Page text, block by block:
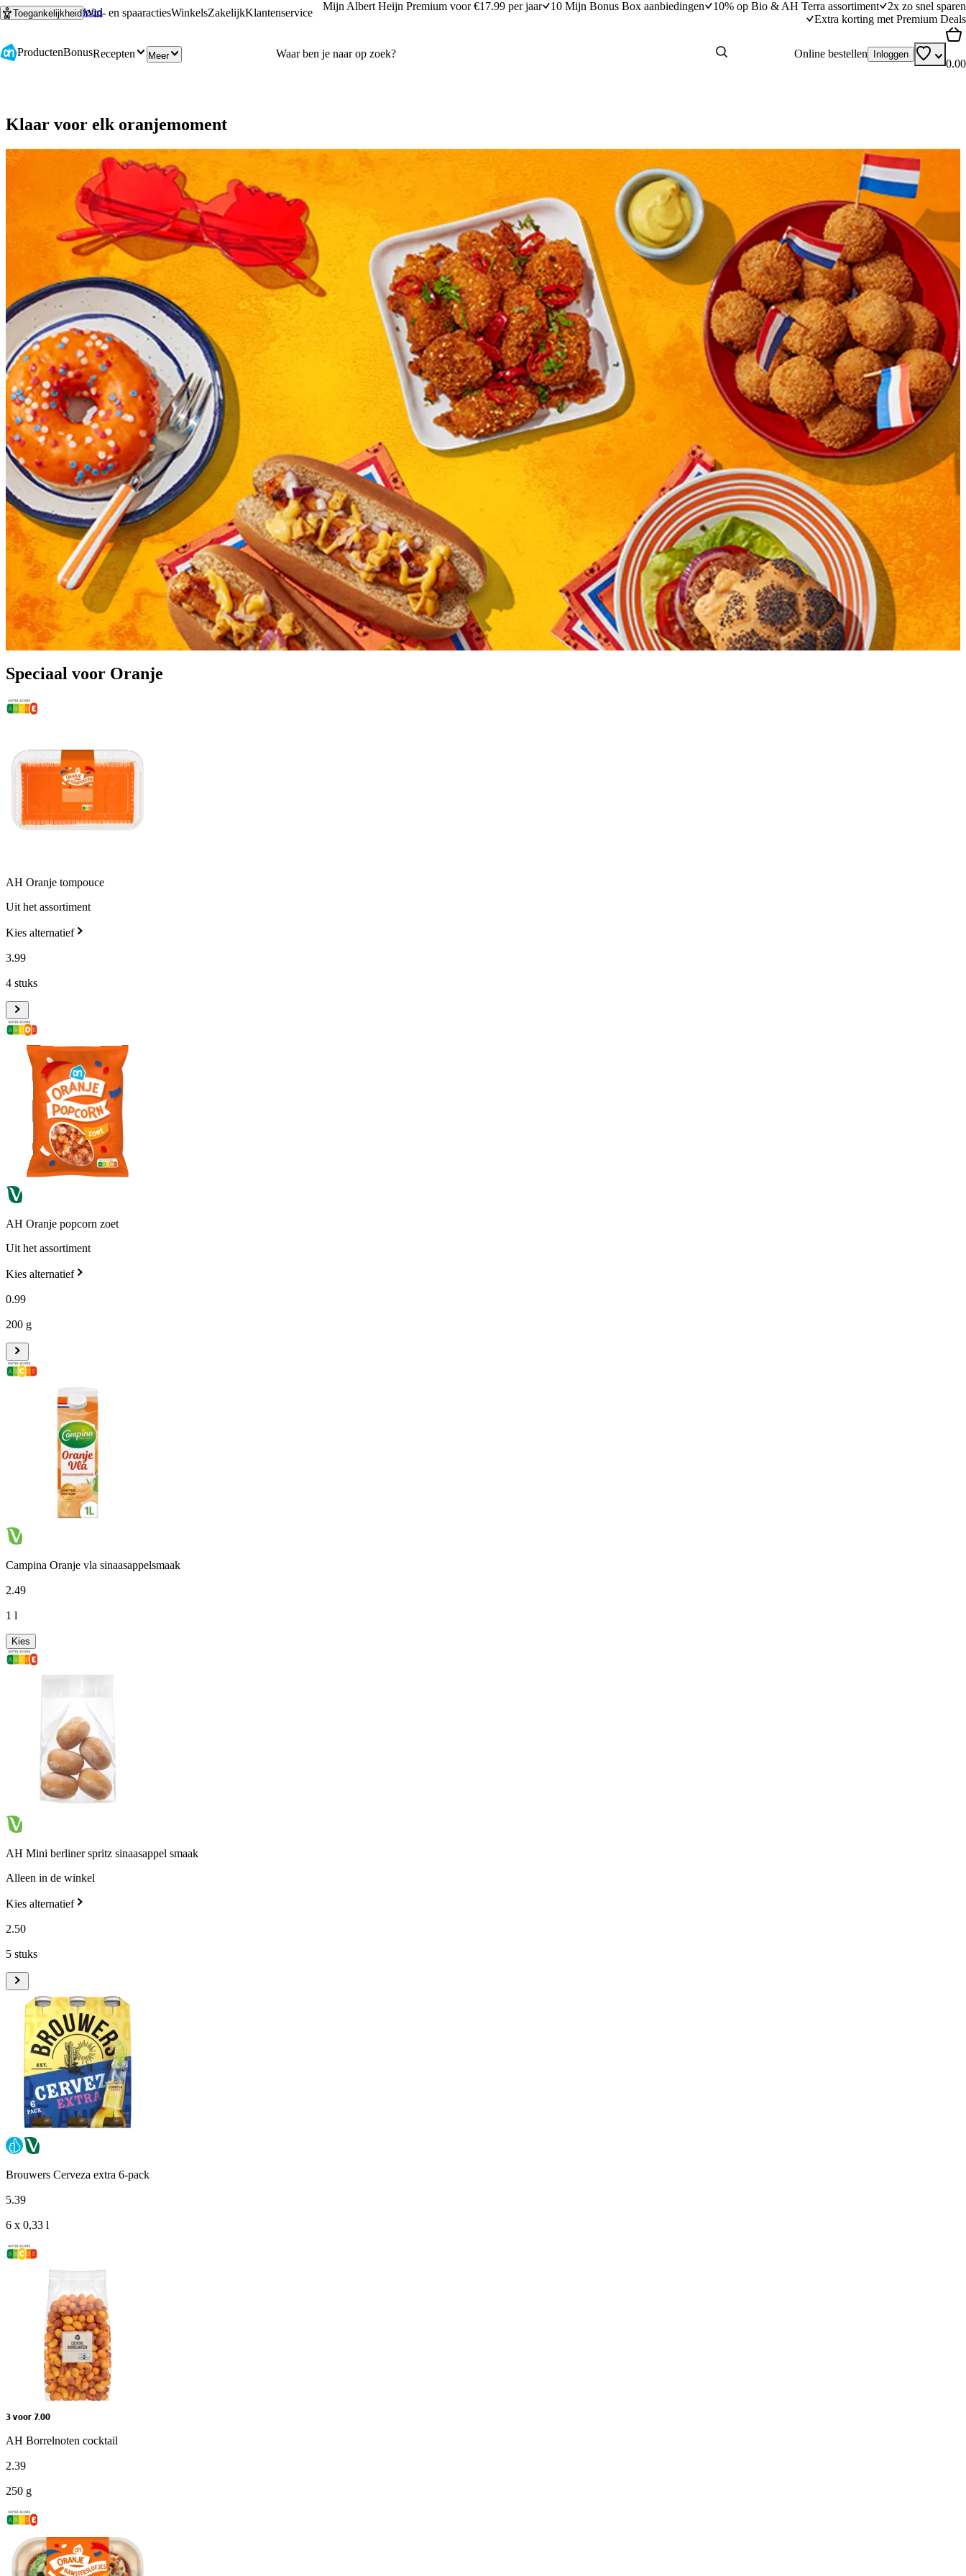
Ga naar hoofdinhoud
Ga naar zoeken
ToegankelijkheidWin- en spaaractiesWinkelsZakelijkKlantenservice
Mijn Albert Heijn Premium voor €17.99 per jaar 10 Mijn Bonus Box aanbiedingen 10% op Bio & AH Terra assortiment
2x zo snel sparen
Extra korting met Premium Deals
ProductenBonusRecepten Meer Online bestellen Inloggen
0.00
Klaar voor elk oranjemoment
Speciaal voor Oranje
AH Oranje tompouce
Uit het assortiment
Kies alternatief
3.99
4 stuks
AH Oranje popcorn zoet
Uit het assortiment
Kies alternatief
0.99
200 g
Campina Oranje vla sinaasappelsmaak
2.49
1 l
Kies
AH Mini berliner spritz sinaasappel smaak
Alleen in de winkel
Kies alternatief
2.50
5 stuks
Brouwers Cerveza extra 6-pack
5.39
6 x 0,33 l
3 voor 7.00
AH Borrelnoten cocktail
2.39
250 g